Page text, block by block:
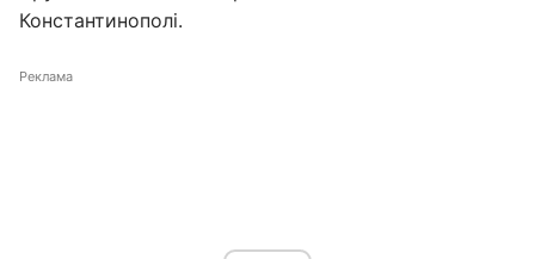
Константинополі.
Реклама